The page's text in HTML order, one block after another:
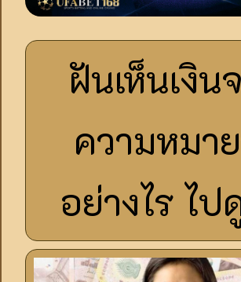
ฝันเห็นเงิน
ความหมา
อย่างไร ไป